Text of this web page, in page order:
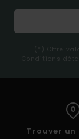
(*) Offre
Conditions
Trouver